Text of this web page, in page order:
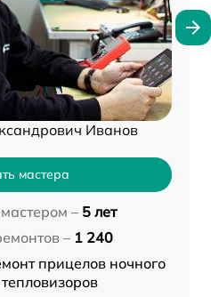
Иванов
мастера
– 5 лет
– 1 240
прицелов ночного